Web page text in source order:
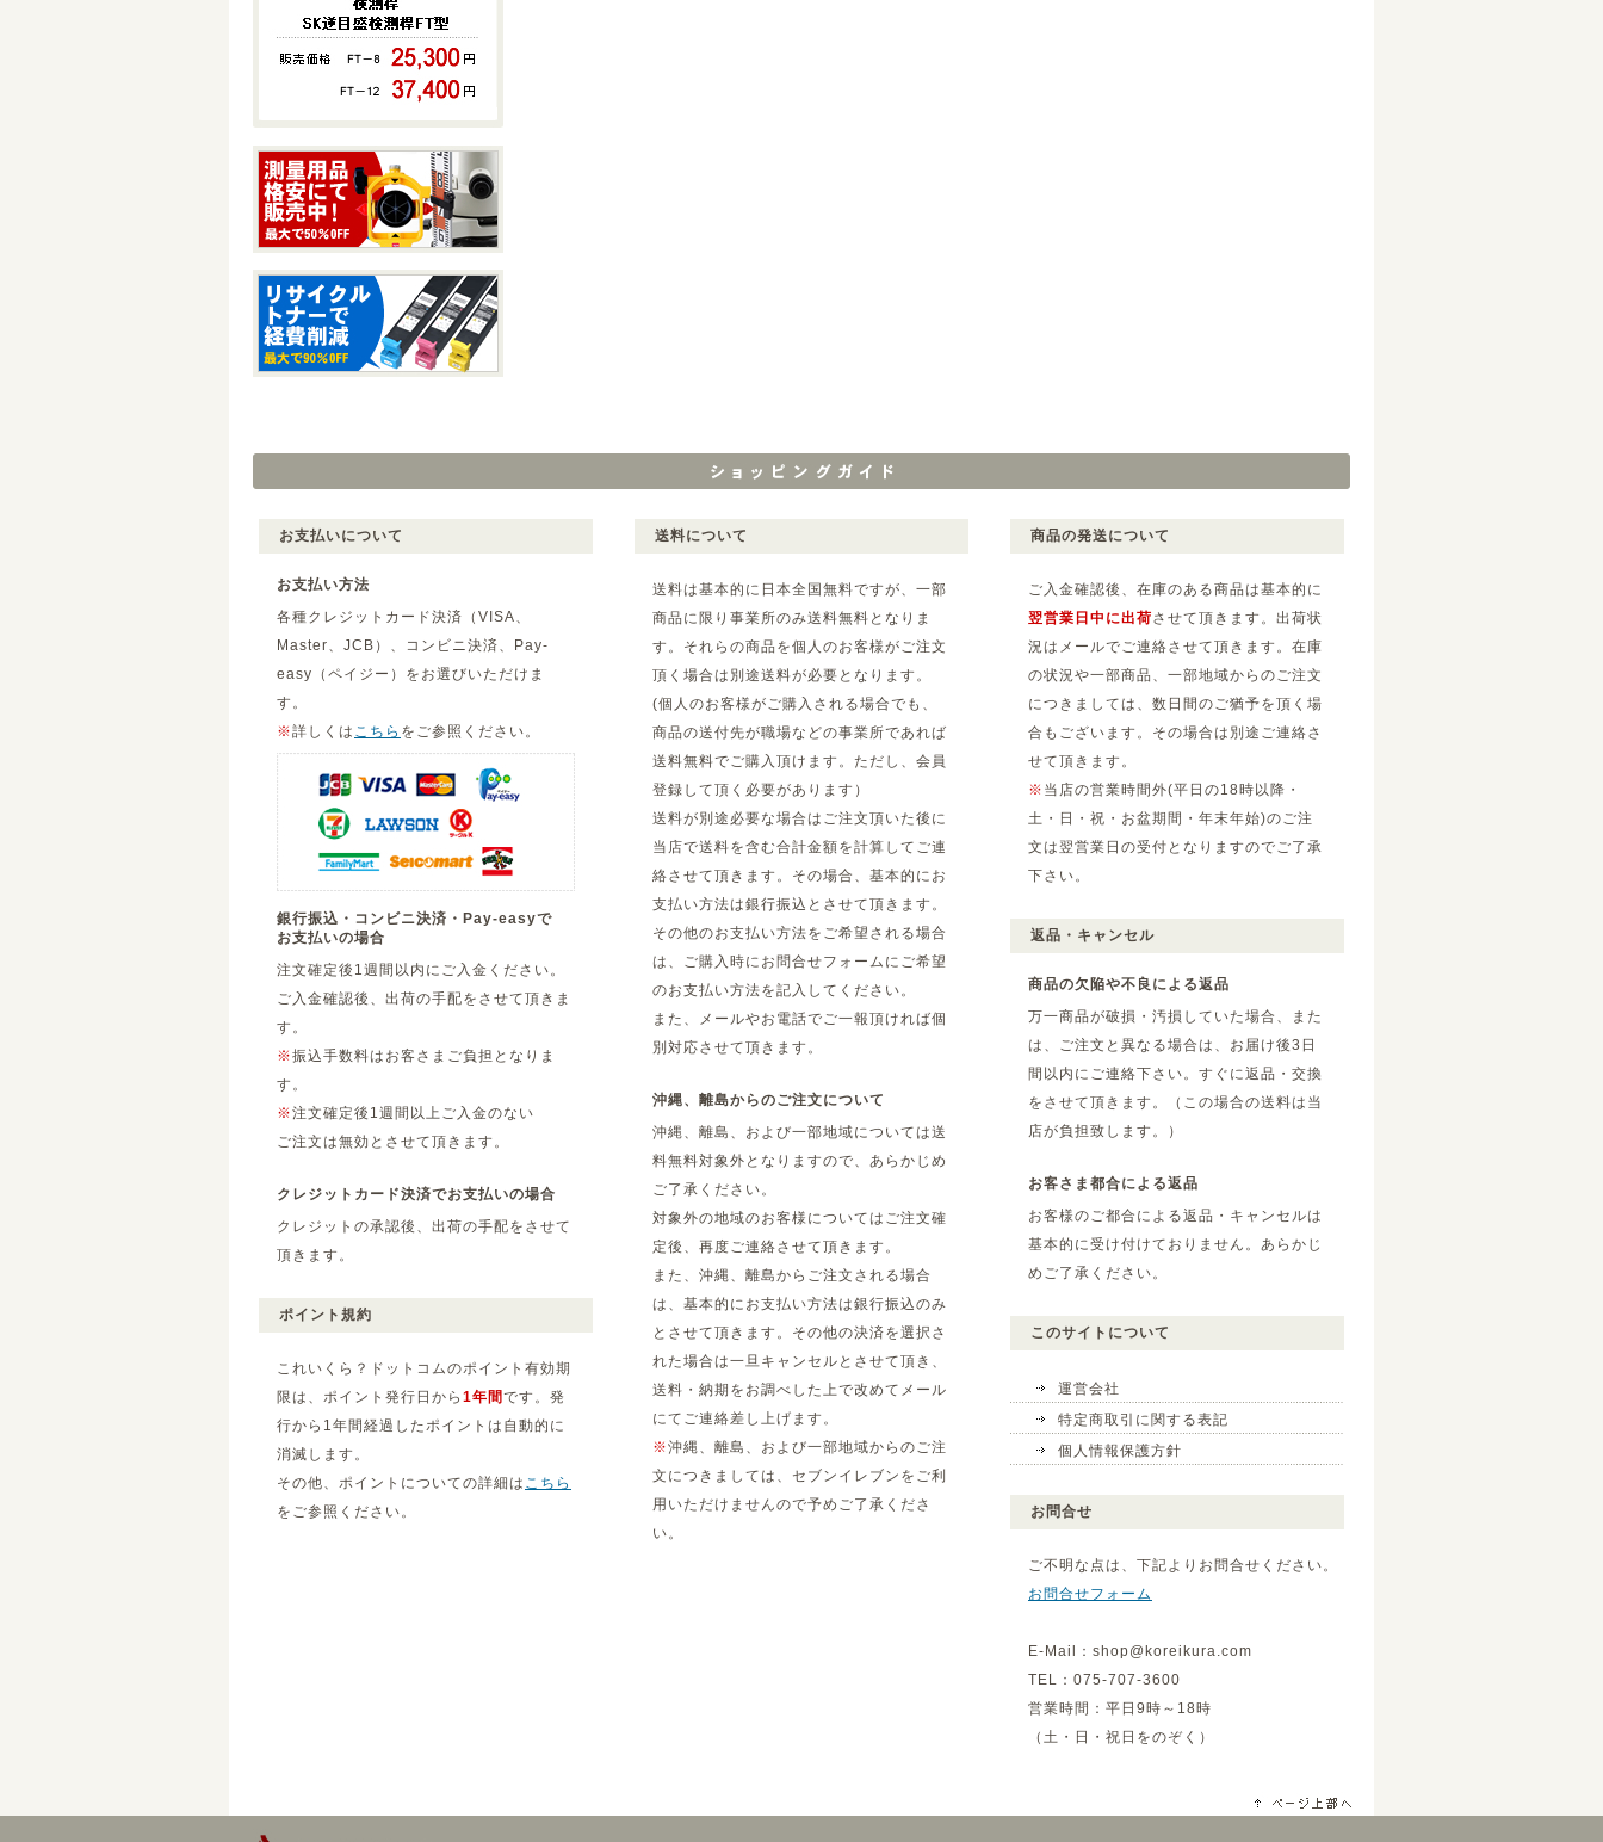
お支払いについて
お支払い方法
各種クレジットカード決済（VISA、
Master、JCB）、コンビニ決済、Pay-
easy（ペイジー）をお選びいただけま
す。
※詳しくは こちら をご参照ください。
銀行振込・コンビニ決済・Pay-easyで
お支払いの場合
注文確定後1週間以内にご入金ください。
ご入金確認後、出荷の手配をさせて頂きま
す。
※振込手数料はお客さまご負担となりま
す。
※注文確定後1週間以上ご入金のない
ご注文は無効とさせて頂きます。
クレジットカード決済でお支払いの場合
クレジットの承認後、出荷の手配をさせて
頂きます。
ポイント規約
これいくら？ドットコムのポイント有効期
限は、ポイント発行日から 1年間です。発
行から1年間経過したポイントは自動的に
消滅します。
その他、ポイントについての詳細は こちら
をご参照ください。
送料について
送料は基本的に日本全国無料ですが、一部
商品に限り事業所のみ送料無料となりま
す。それらの商品を個人のお客様がご注文
頂く場合は別途送料が必要となります。
(個人のお客様がご購入される場合でも、
商品の送付先が職場などの事業所であれば
送料無料でご購入頂けます。ただし、会員
登録して頂く必要があります）
送料が別途必要な場合はご注文頂いた後に
当店で送料を含む合計金額を計算してご連
絡させて頂きます。その場合、基本的にお
支払い方法は銀行振込とさせて頂きます。
その他のお支払い方法をご希望される場合
は、ご購入時にお問合せフォームにご希望
のお支払い方法を記入してください。
また、メールやお電話でご一報頂ければ個
別対応させて頂きます。
沖縄、離島からのご注文について
沖縄、離島、および一部地域については送
料無料対象外となりますので、あらかじめ
ご了承ください。
対象外の地域のお客様についてはご注文確
定後、再度ご連絡させて頂きます。
また、沖縄、離島からご注文される場合
は、基本的にお支払い方法は銀行振込のみ
とさせて頂きます。その他の決済を選択さ
れた場合は一旦キャンセルとさせて頂き、
送料・納期をお調べした上で改めてメール
にてご連絡差し上げます。
※沖縄、離島、および一部地域からのご注
文につきましては、セブンイレブンをご利
用いただけませんので予めご了承くださ
い。
商品の発送について
ご入金確認後、在庫のある商品は基本的に
翌営業日中に出荷させて頂きます。出荷状
況はメールでご連絡させて頂きます。在庫
の状況や一部商品、一部地域からのご注文
につきましては、数日間のご猶予を頂く場
合もございます。その場合は別途ご連絡さ
せて頂きます。
※ 当店の営業時間外(平日の18時以降・
土・日・祝・お盆期間・年末年始)のご注
文は翌営業日の受付となりますのでご了承
下さい。
返品・キャンセル
商品の欠陥や不良による返品
万一商品が破損・汚損していた場合、また
は、ご注文と異なる場合は、お届け後3日
間以内にご連絡下さい。すぐに返品・交換
をさせて頂きます。（この場合の送料は当
店が負担致します。）
お客さま都合による返品
お客様のご都合による返品・キャンセルは
基本的に受け付けておりません。あらかじ
めご了承ください。
このサイトについて
運営会社
特定商取引に関する表記
個人情報保護方針
お問合せ
ご不明な点は、下記よりお問合せください。
お問合せフォーム
E-Mail：shop@koreikura.com
TEL：075-707-3600
営業時間：平日9時～18時
（土・日・祝日をのぞく）